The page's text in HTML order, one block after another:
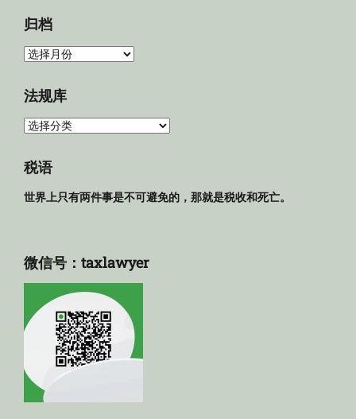
归档
归
法规库
法
库
税语
世界上只有两件事是不可避免的，那就是税收和死亡。
微信号：taxlawyer